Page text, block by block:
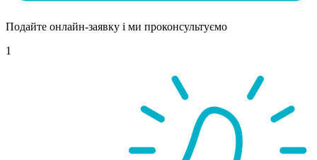
Подайте онлайн-заявку і ми проконсультуємо
1